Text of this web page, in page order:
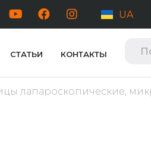
UA
СТАТЬИ КОНТАКТЫ
лапароскопические,